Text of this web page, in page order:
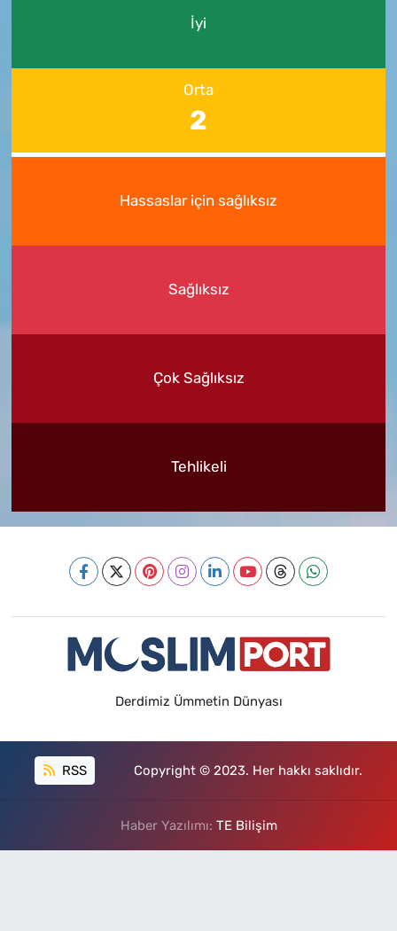
İyi
Orta
2
Hassaslar için sağlıksız
Sağlıksız
Çok Sağlıksız
Tehlikeli
Derdimiz Ümmetin Dünyası
RSS Copyright © 2023. Her hakkı saklıdır.
Haber Yazılımı: TE Bilişim